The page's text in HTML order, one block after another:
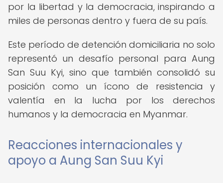
por la libertad y la democracia, inspirando a
miles de personas dentro y fuera de su país.
Este período de detención domiciliaria no solo
representó un desafío personal para Aung
San Suu Kyi, sino que también consolidó su
posición como un ícono de resistencia y
valentía en la lucha por los derechos
humanos y la democracia en Myanmar.
Reacciones internacionales y
apoyo a Aung San Suu Kyi